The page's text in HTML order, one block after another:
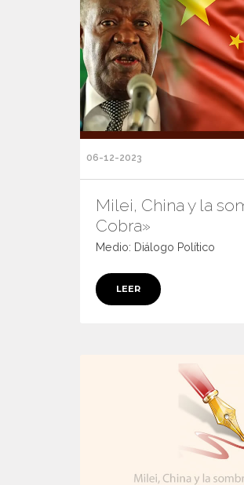
06-12-2023
Milei, China y la
Cobra»
Medio: Diálogo Político
LEER